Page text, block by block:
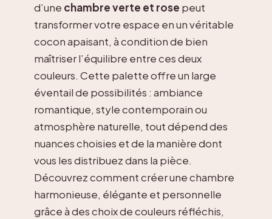
d’une chambre verte et rose peut
transformer votre espace en un véritable
cocon apaisant, à condition de bien
maîtriser l’équilibre entre ces deux
couleurs. Cette palette offre un large
éventail de possibilités : ambiance
romantique, style contemporain ou
atmosphère naturelle, tout dépend des
nuances choisies et de la manière dont
vous les distribuez dans la pièce.
Découvrez comment créer une chambre
harmonieuse, élégante et personnelle
grâce à des choix de couleurs réfléchis,